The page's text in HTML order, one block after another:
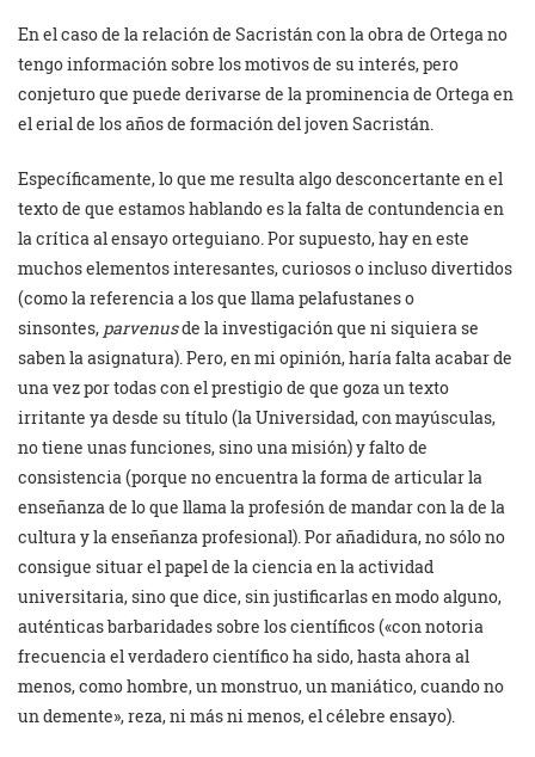
En el caso de la relación de Sacristán con la obra de Ortega no
tengo información sobre los motivos de su interés, pero
conjeturo que puede derivarse de la prominencia de Ortega en
el erial de los años de formación del joven Sacristán.
Específicamente, lo que me resulta algo desconcertante en el
texto de que estamos hablando es la falta de contundencia en
la crítica al ensayo orteguiano. Por supuesto, hay en este
muchos elementos interesantes, curiosos o incluso divertidos
(como la referencia a los que llama pelafustanes o
sinsontes, parvenusde la investigación que ni siquiera se
saben la asignatura). Pero, en mi opinión, haría falta acabar de
una vez por todas con el prestigio de que goza un texto
irritante ya desde su título (la Universidad, con mayúsculas,
no tiene unas funciones, sino una misión) y falto de
consistencia (porque no encuentra la forma de articular la
enseñanza de lo que llama la profesión de mandar con la de la
cultura y la enseñanza profesional). Por añadidura, no sólo no
consigue situar el papel de la ciencia en la actividad
universitaria, sino que dice, sin justificarlas en modo alguno,
auténticas barbaridades sobre los científicos («con notoria
frecuencia el verdadero científico ha sido, hasta ahora al
menos, como hombre, un monstruo, un maniático, cuando no
un demente», reza, ni más ni menos, el célebre ensayo).